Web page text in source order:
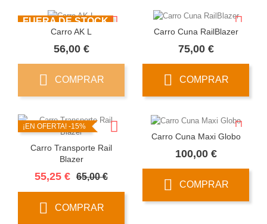
FUERA DE STOCK
Carro AK L
56,00 €Precio
COMPRAR
Carro Cuna RailBlazer
75,00 €Precio
COMPRAR
¡EN OFERTA! -15%
Carro Transporte Rail
Blazer
55,25 € Precio
65,00 €Precio
COMPRAR
Carro Cuna Maxi Globo
100,00 €Precio
COMPRAR